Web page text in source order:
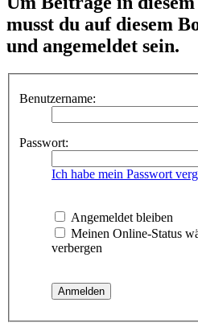
musst du auf diesem
und angemeldet sein.
Benutzername:
Passwort:
Ich habe mein Passwort
Angemeldet bleiben
Meinen Online-Status
verbergen